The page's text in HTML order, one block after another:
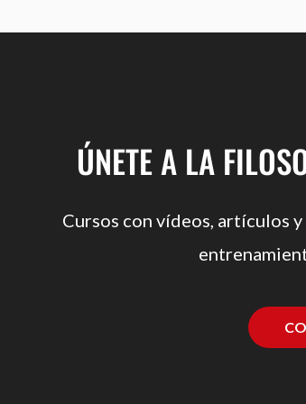
ÚNETE A LA
Cursos con vídeos, artículos